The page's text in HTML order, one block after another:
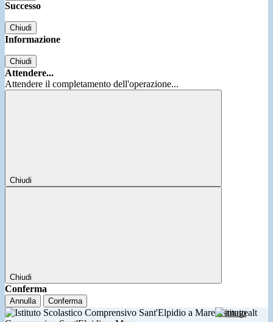
Successo
Chiudi
Informazione
Chiudi
Attendere...
Attendere il completamento dell'operazione...
Chiudi
Chiudi
Conferma
Annulla Conferma
Istituto